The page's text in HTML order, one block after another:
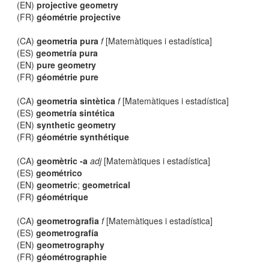
(EN)projective geometry
(FR)géométrie projective
(CA)geometria pura f[Matemàtiques i estadística]
(ES)geometría pura
(EN)pure geometry
(FR)géométrie pure
(CA)geometria sintètica f[Matemàtiques i estadística]
(ES)geometría sintética
(EN)synthetic geometry
(FR)géométrie synthétique
(CA)geomètric -a adj[Matemàtiques i estadística]
(ES)geométrico
(EN)geometric;geometrical
(FR)géométrique
(CA)geometrografia f[Matemàtiques i estadística]
(ES)geometrografía
(EN)geometrography
(FR)géométrographie